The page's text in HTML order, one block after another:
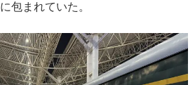
包まれていた。